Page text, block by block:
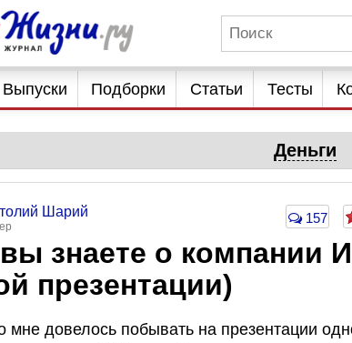
Выпуски Подборки Статьи Тесты
Деньги
Шарий 157
знаете о компании
презентации)
мне довелось побывать на презентации